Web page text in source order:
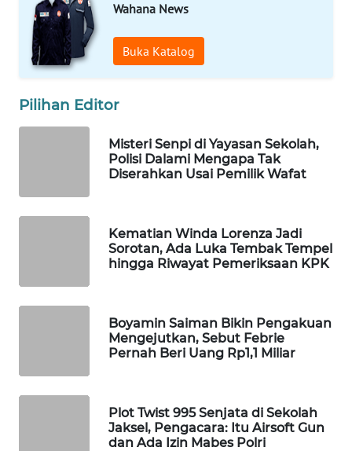
Wahana News
Buka Katalog
Pilihan Editor
Misteri Senpi di Yayasan Sekolah,
Polisi Dalami Mengapa Tak
Diserahkan Usai Pemilik Wafat
Kematian Winda Lorenza Jadi
Sorotan, Ada Luka Tembak Tempel
hingga Riwayat Pemeriksaan KPK
Boyamin Saiman Bikin Pengakuan
Mengejutkan, Sebut Febrie
Pernah Beri Uang Rp1,1 Miliar
Plot Twist 995 Senjata di Sekolah
Jaksel, Pengacara: Itu Airsoft Gun
dan Ada Izin Mabes Polri
WAHANA
INFRASTRUKTUR
WAHANA
KONSUMEN
WAHANA
TRAVEL
WAHANANEWS